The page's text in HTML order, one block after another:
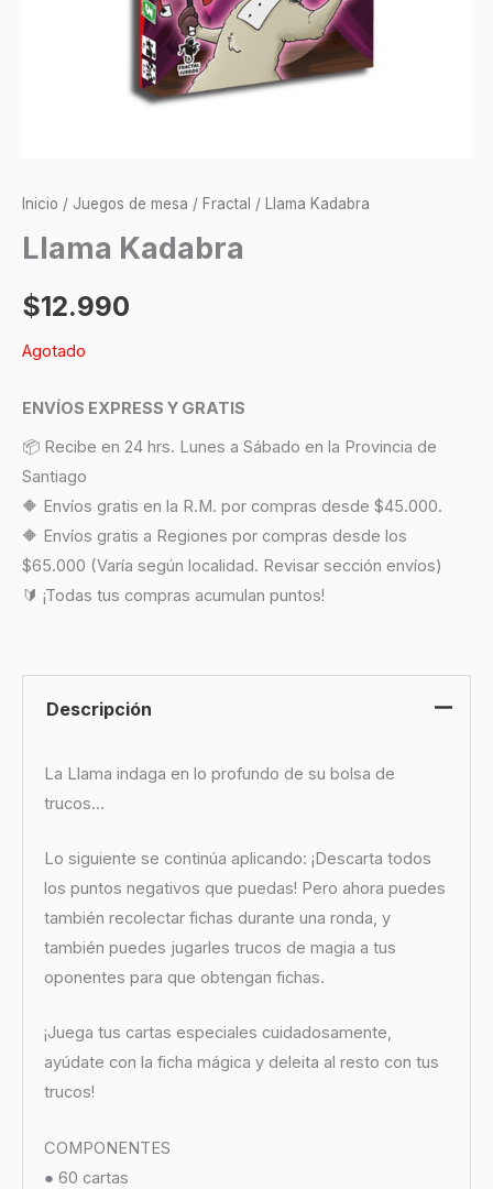
Inicio / Juegos de mesa / Fractal / Llama Kadabra
Llama Kadabra
$12.990
Agotado
ENVÍOS EXPRESS Y GRATIS
📦 Recibe en 24 hrs. Lunes a Sábado en la Provincia de
Santiago
🔶 Envíos gratis en la R.M. por compras desde $45.000.
🔶 Envíos gratis a Regiones por compras desde los
$65.000 (Varía según localidad. Revisar sección envíos)
🔰 ¡Todas tus compras acumulan puntos!
Descripción
La Llama indaga en lo profundo de su bolsa de
trucos…
Lo siguiente se continúa aplicando: ¡Descarta todos
los puntos negativos que puedas! Pero ahora puedes
también recolectar fichas durante una ronda, y
también puedes jugarles trucos de magia a tus
oponentes para que obtengan fichas.
¡Juega tus cartas especiales cuidadosamente,
ayúdate con la ficha mágica y deleita al resto con tus
trucos!
COMPONENTES
● 60 cartas